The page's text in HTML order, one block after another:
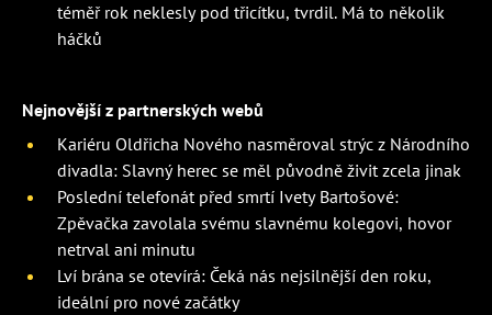
téměř rok neklesly pod třicítku, tvrdil. Má to několik
háčků
Nejnovější z partnerských webů
Kariéru Oldřicha Nového nasměroval strýc z Národního
divadla: Slavný herec se měl původně živit zcela jinak
Poslední telefonát před smrtí Ivety Bartošové:
Zpěvačka zavolala svému slavnému kolegovi, hovor
netrval ani minutu
Lví brána se otevírá: Čeká nás nejsilnější den roku,
ideální pro nové začátky